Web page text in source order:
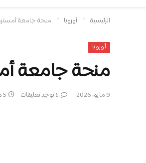
الرئيسية » أوروبا » منحة جامعة أمستردام في هولندا
أوروبا
منحة جامعة أمستردام في
9 مايو، 2026 لا توجد تعليقات 5 دقائق